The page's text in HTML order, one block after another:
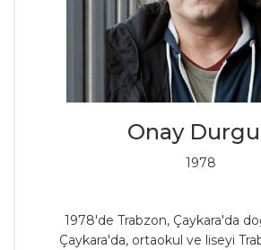
haftalık yazılarıyla katılmış; tekrar
atmıştır.
Ayrıca o tarihlerden başlayarak web
doğduğundan Açık Gazete, Arkitera
Mesele Kitap, Bodrum Baskısı, Kent
yine bu meyanda Varlık edebiyat
Kahramanları, Edebiyatist, Papirüs
Onay
1978
1978'de Trabzon, Çaykara'da
Çaykara'da, ortaokul ve liseyi